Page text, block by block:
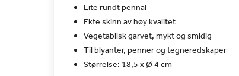
Lite rundt pennal
Ekte skinn av høy kvalitet
Vegetabilsk garvet, mykt og smidig
Til blyanter, penner og tegneredskaper
Størrelse: 18,5 x Ø 4 cm